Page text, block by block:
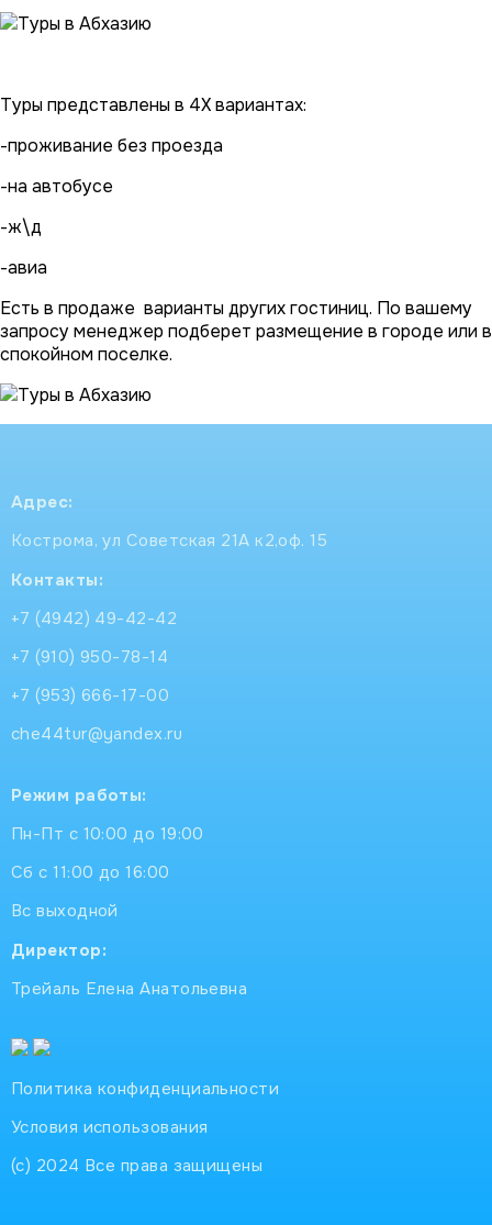
Туры представлены в 4Х вариантах:
-проживание без проезда
-на автобусе
-ж\д
-авиа
Есть в продаже варианты других гостиниц. По вашему
запросу менеджер подберет размещение в городе или в
спокойном поселке.
Адрес:
Кострома, ул Советская 21А к2,оф. 15
Контакты:
+7 (4942) 49-42-42
+7 (910) 950-78-14
+7 (953) 666-17-00
che44tur@yandex.ru
Режим работы:
Пн-Пт с 10:00 до 19:00
Сб с 11:00 до 16:00
Вс выходной
Директор:
Трейаль Елена Анатольевна
Политика конфиденциальности
Условия использования
(с) 2024 Все права защищены